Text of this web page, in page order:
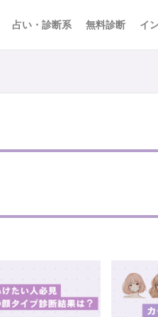
占い・診断系 無料診断 イ